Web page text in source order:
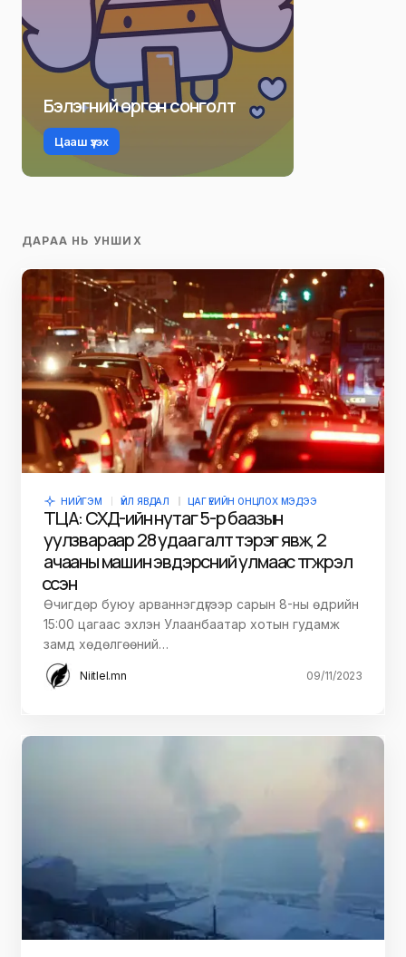
Бэлэгний өргөн сонголт
Цааш үзэх
ДАРАА НЬ УНШИХ
НИЙГЭМ ҮЙЛ ЯВДАЛ ЦАГ ҮЕИЙН ОНЦЛОХ МЭДЭЭ
ТЦА: СХД-ийн нутаг 5-р баазын
уулзвараар 28 удаа галт тэрэг явж, 2
ачааны машин эвдэрсний улмаас түгжрэл
үүссэн
Өчигдөр буюу арваннэгдүгээр сарын 8-ны өдрийн
15:00 цагаас эхлэн Улаанбаатар хотын гудамж
замд хөдөлгөөний…
Niitlel.mn 09/11/2023